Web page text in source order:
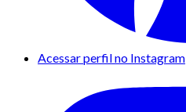
Acessar perfil no Instagram